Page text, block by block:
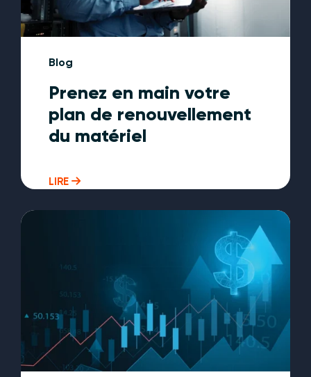
Blog
Prenez en main votre
plan de renouvellement
du matériel
LIRE